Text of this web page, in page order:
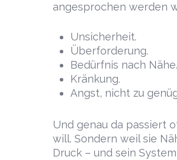
angesprochen werden
Unsicherheit.
Überforderung.
Bedürfnis nach Nähe.
Kränkung.
Angst, nicht zu
Und genau da passiert
will. Sondern weil sie
Druck – und sein